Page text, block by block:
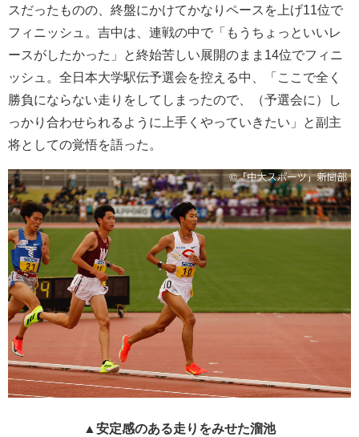
スだったものの、終盤にかけてかなりペースを上げ11位で
フィニッシュ。吉中は、連戦の中で「もうちょっといいレ
ースがしたかった」と終始苦しい展開のまま14位でフィニ
ッシュ。全日本大学駅伝予選会を控える中、「ここで全く
勝負にならない走りをしてしまったので、（予選会に）し
っかり合わせられるように上手くやっていきたい」と副主
将としての覚悟を語った。
▲安定感のある走りをみせた溜池